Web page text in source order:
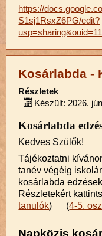
https://
S1sj1RsxZ6PG/edit?
Kosárlabda -
Részletek
Készült: 2026.
Kosárlabda
Kedves Szülők!
Tájékoztatni
tanév végéig
kosárlabda
Részletekért
tanulók) (4-5.
Napközis